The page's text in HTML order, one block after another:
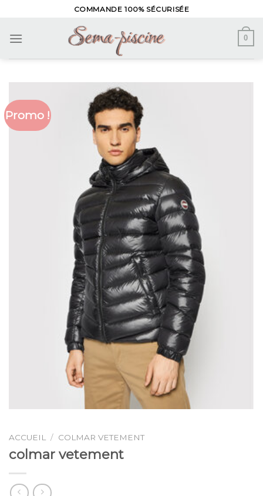
content
COMMANDE 100% SÉCURISÉE
0
Promo !
ACCUEIL / COLMAR VETEMENT
colmar vetement